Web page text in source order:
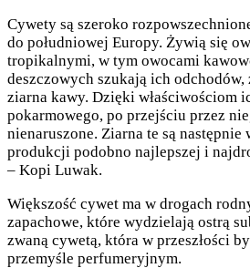
Cywety są szeroko
do południowej Europy. Żywią się
tropikalnymi, w tym owocami
deszczowych szukają ich
ziarna kawy. Dzięki właściwościom
pokarmowego, po przejściu przez
nienaruszone. Ziarna te są
produkcji podobno najlepszej i
– Kopi Luwak.
Większość cywet ma w drogach
zapachowe, które wydzielają ostrą
zwaną cywetą, która w przeszłości
przemyśle perfumeryjnym.